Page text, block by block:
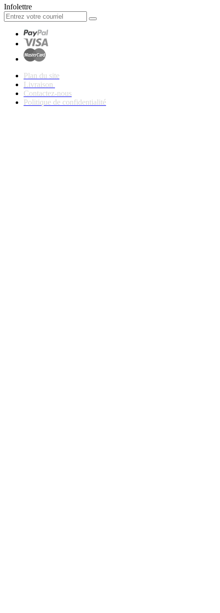
Infolettre
Plan du site
Livraison
Contactez-nous
Politique de confidentialité